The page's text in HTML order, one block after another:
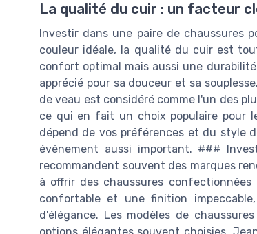
La qualité du cuir : un facteur
Investir dans une paire de chaussures
couleur idéale, la qualité du cuir est
confort optimal mais aussi une
apprécié pour sa douceur et sa
de veau est considéré comme l'un des
ce qui en fait un choix populaire pour
dépend de vos préférences et du style
événement aussi important. ###
recommandent souvent des marques
à offrir des chaussures
confortable et une finition
d'élégance. Les modèles de